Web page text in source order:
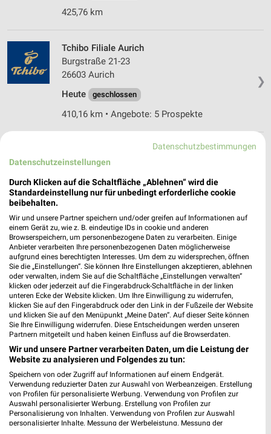
425,76 km
❯
Tchibo Filiale Aurich
Burgstraße 21-23
26603 Aurich
Heute
geschlossen
410,16 km • Angebote: 5 Prospekte
Fischteichweg 15 - 19
26603 Aurich
Heute geschlossen
410,00 km
Woolworth Esens
Am Markt 24
26427 Esens
Heute geschlossen
406,63 km
CEKA Kaufhaus Leer
Mühlenstraße 121-123
26789 Leer
Heute geschlossen
406,58 km
Datenschutzbestimmungen
Datenschutzeinstellungen
Durch Klicken auf die Schaltfläche „Ablehnen“ wird die
Standardeinstellung nur für unbedingt erforderliche cookie
beibehalten.
Wir und unsere Partner speichern und/oder greifen auf Informationen auf
einem Gerät zu, wie z. B. eindeutige IDs in cookie und anderen
Browserspeichern, um personenbezogene Daten zu verarbeiten. Einige
Anbieter verarbeiten Ihre personenbezogenen Daten möglicherweise
aufgrund eines berechtigten Interesses. Um dem zu widersprechen, öffnen
Sie die „Einstellungen“. Sie können Ihre Einstellungen akzeptieren, ablehnen
oder verwalten, indem Sie auf die Schaltfläche „Einstellungen verwalten“
klicken oder jederzeit auf die Fingerabdruck-Schaltfläche in der linken
unteren Ecke der Website klicken. Um Ihre Einwilligung zu widerrufen,
klicken Sie auf den Fingerabdruck oder den Link in der Fußzeile der Website
und klicken Sie auf den Menüpunkt „Meine Daten“. Auf dieser Seite können
Sie Ihre Einwilligung widerrufen. Diese Entscheidungen werden unseren
Partnern mitgeteilt und haben keinen Einfluss auf die Browserdaten.
Wir und unsere Partner verarbeiten Daten, um die Leistung der
Website zu analysieren und Folgendes zu tun:
Speichern von oder Zugriff auf Informationen auf einem Endgerät.
Verwendung reduzierter Daten zur Auswahl von Werbeanzeigen. Erstellung
von Profilen für personalisierte Werbung. Verwendung von Profilen zur
Auswahl personalisierter Werbung. Erstellung von Profilen zur
Personalisierung von Inhalten. Verwendung von Profilen zur Auswahl
personalisierter Inhalte. Messung der Werbeleistung. Messung der